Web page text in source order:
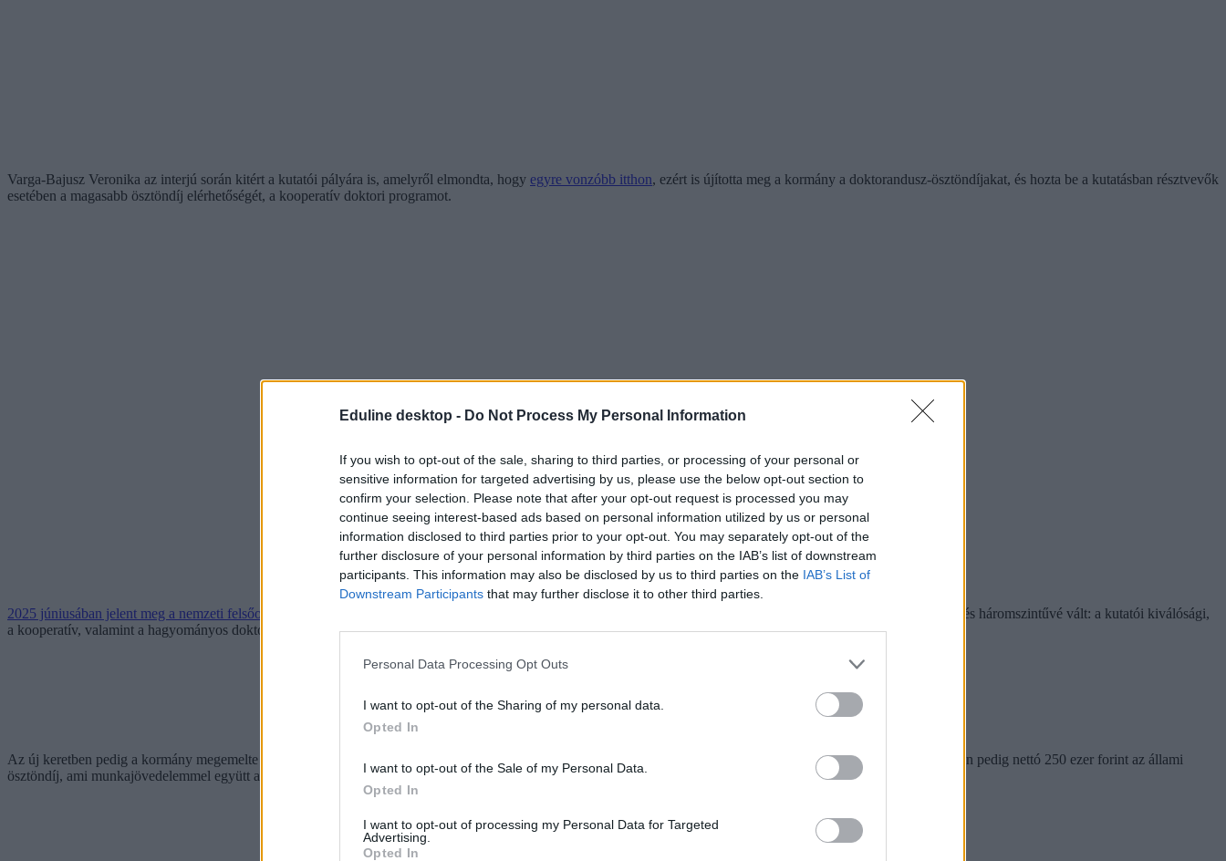
Eduline desktop - Do Not Process My Personal Information
If you wish to opt-out of the sale, sharing to third parties, or processing of your personal or
sensitive information for targeted advertising by us, please use the below opt-out section to
confirm your selection. Please note that after your opt-out request is processed you may
continue seeing interest-based ads based on personal information utilized by us or personal
information disclosed to third parties prior to your opt-out. You may separately opt-out of the
further disclosure of your personal information by third parties on the IAB’s list of downstream
participants. This information may also be disclosed by us to third parties on the IAB’s List of
Downstream Participants that may further disclose it to other third parties.
Personal Data Processing Opt Outs
I want to opt-out of the Sharing of my personal data.
Opted In
I want to opt-out of the Sale of my Personal Data.
Opted In
I want to opt-out of processing my Personal Data for Targeted
Advertising.
Opted In
Varga-Bajusz Veronika az interjú során kitért a kutatói pályára is, amelyről elmondta, hogy egyre vonzóbb itthon, ezért is újította meg a kormány a doktorandusz-ösztöndíjakat, és hozta be a kutatásban résztvevők
esetében a magasabb ösztöndíj elérhetőségét, a kooperatív doktori programot.
2025 júniusában jelent meg a nemzeti felsőoktatásról szóló törvény módosítása
, amely kitért a doktori képzési területekre is. Az új szabályok értelmében a doktori képzés háromszintűvé vált: a kutatói kiválósági,
a kooperatív, valamint a hagyományos doktori képzésre.
Az új keretben pedig a kormány megemelte a támogatásokat is. A kiválósági programban részt vevők bruttó 600 ezer forintot kaphatnak, a kooperatív doktori képzésben pedig nettó 250 ezer forint az állami
ösztöndíj, ami munkajövedelemmel együtt akár nettó 400 ezer forintra egészülhet ki.